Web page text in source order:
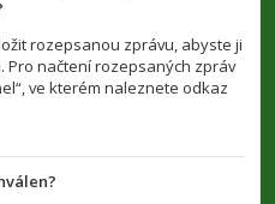
rozepsanou zprávu, abyste ji
Pro načtení rozepsaných zpráv
ve kterém naleznete odkaz